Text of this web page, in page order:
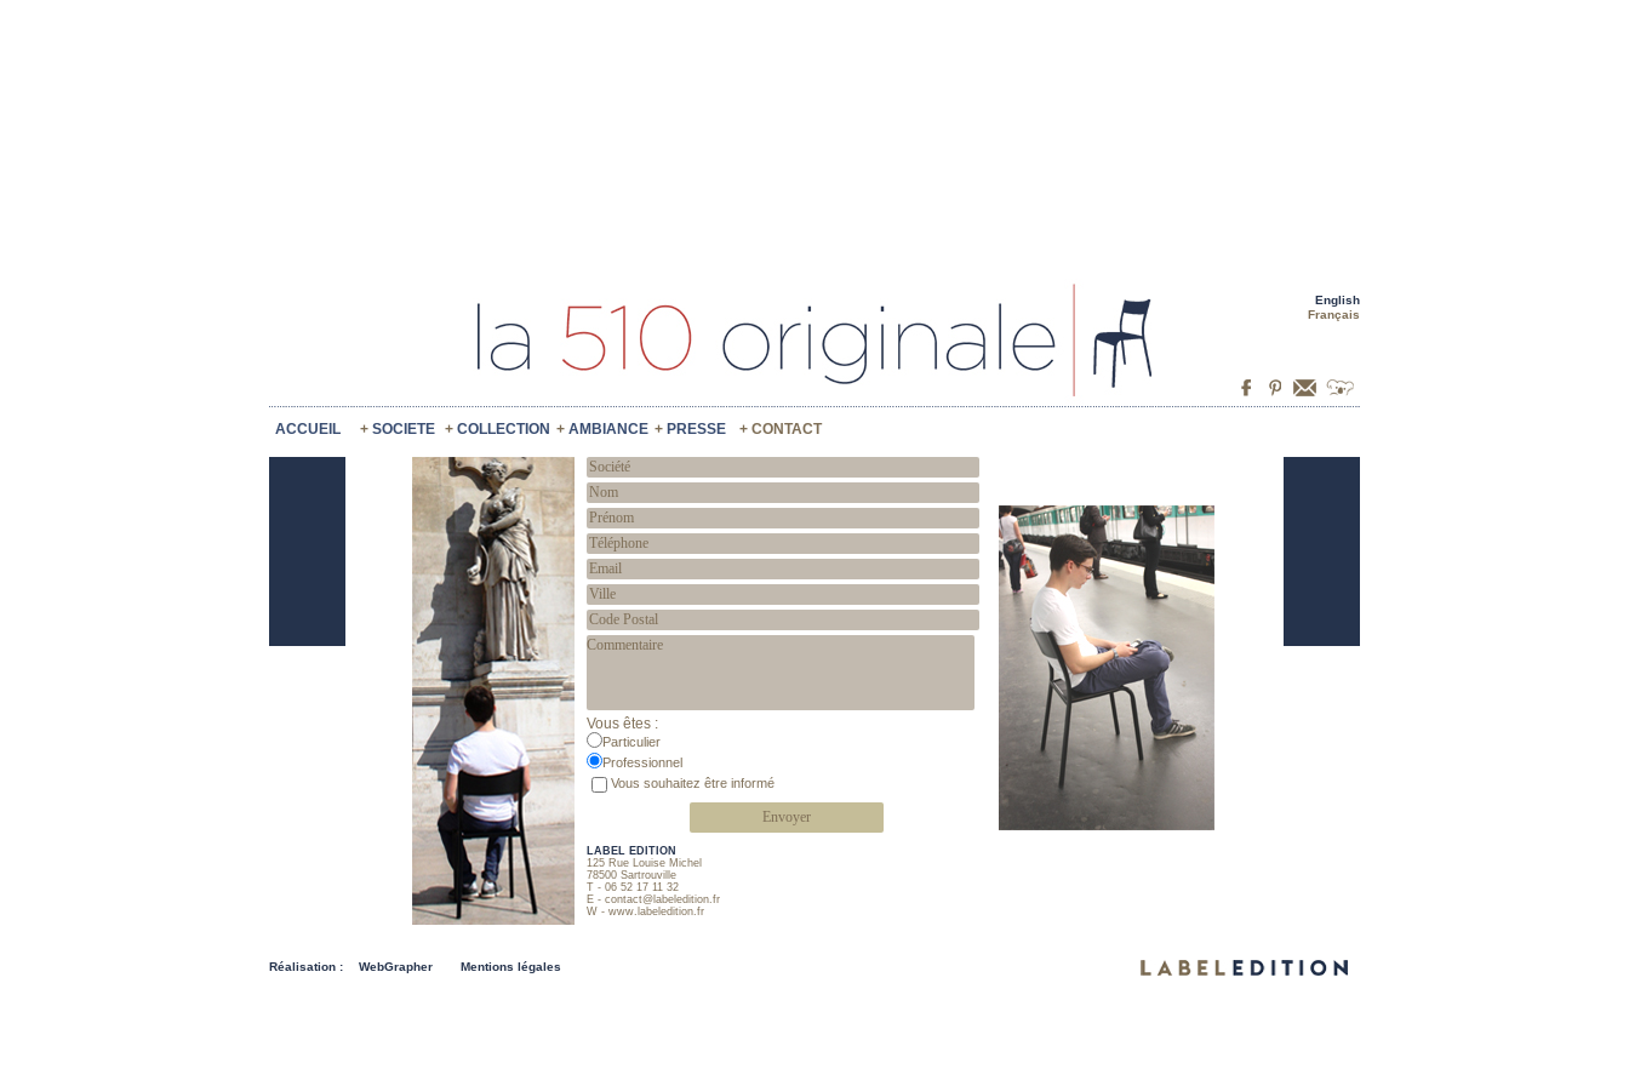
English
Français
ACCUEIL SOCIETE COLLECTION AMBIANCE PRESSE CONTACT
Vous êtes :
Particulier
Professionnel
Vous souhaitez être informé
LABEL EDITION
125 Rue Louise Michel
78500 Sartrouville
T - 06 52 17 11 32
E - contact@labeledition.fr
W - www.labeledition.fr
Réalisation : WebGrapher Mentions légales